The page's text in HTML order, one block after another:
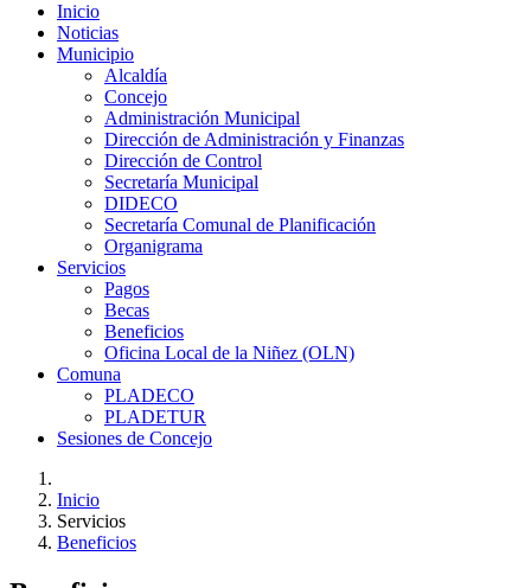
Inicio
Noticias
Municipio
Alcaldía
Concejo
Administración Municipal
Dirección de Administración y Finanzas
Dirección de Control
Secretaría Municipal
DIDECO
Secretaría Comunal de Planificación
Organigrama
Servicios
Pagos
Becas
Beneficios
Oficina Local de la Niñez (OLN)
Comuna
PLADECO
PLADETUR
Sesiones de Concejo
Inicio
Servicios
Beneficios